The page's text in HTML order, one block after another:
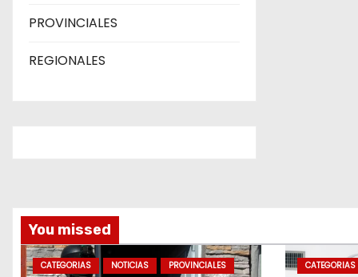
PROVINCIALES
REGIONALES
You missed
CATEGORIAS NOTICIAS PROVINCIALES CATEGORIAS